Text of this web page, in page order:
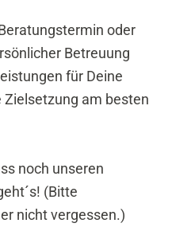
oder
Betreuung
für Deine
Zielsetzung am besten
noch unseren
(Bitte
nicht vergessen.)